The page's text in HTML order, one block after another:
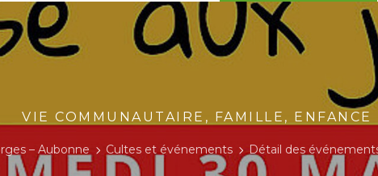
VIE COMMUNAUTAIRE, FAMILLE, ENFANCE
– Aubonne Cultes et événements Détail des